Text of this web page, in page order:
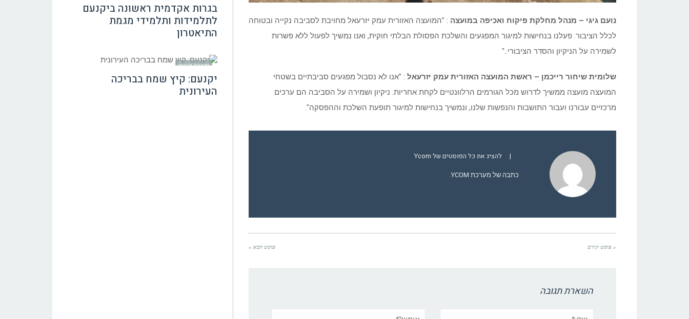
נועם גיגי – מנהל מחלקת פיקוח ואכיפה במועצה : "המועצה האזורית עמק יזרעאל מחויבת לסביבה נקייה ובטוחה
לכלל הציבור. פעלנו בנחישות למיגור המפגעים והשלכת הפסולת הבלתי חוקית, ואנו נמשיך לפעול ללא פשרות
לשמירה על הניקיון והסדר הציבורי.."
שלומית שיחור רייכמן – ראשת המועצה האזורית עמק יזרעאל : "אנו לא נסבול מפגעים סביבתיים בשטחי
המועצה מועצה ממשיך לדרוש מכל הגורמים הרלוונטיים לקחת אחריות. ניקיון ושמירה על הסביבה הם ערכים
מרכזיים עבורנו ועבור התושבות והנפשות שלנו, ונמשיך בנחישות למיגור תופעת השלכת וההפסקה".
| להציג את כל הפוסטים של Ycom
כתבה של מערכת YCOM.
« פוסט קודם פוסט הבא »
השארת תגובה
בגרות אקדמית ראשונה ביקנעם
לתלמידות ותלמידי מגמת
התיאטרון
חדשות יקנעם
יקנעם: קיץ שמח בבריכה
העירונית